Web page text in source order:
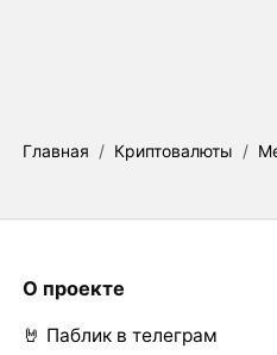
Главная / Криптовалюты /
О проекте
🤘 Паблик в телеграм